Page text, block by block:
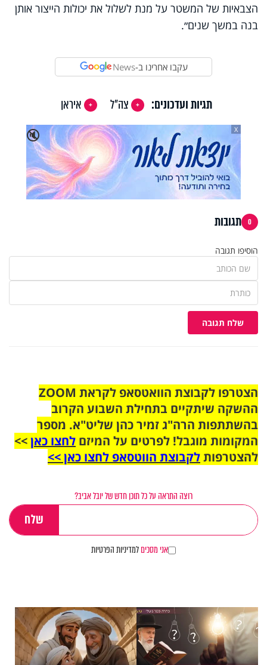
הצבאיות של המשטר על מנת לשלול את יכולות הייצור אותן
בנה במשך שנים״.
עקבו אחרינו ב-News
תגיות ועדכונים: צה"ל
איראן
🔇
X
0 תגובות
הוסיפו תגובה
שלח תגובה
הצטרפו לקבוצת הוואטסאפ לקראת ZOOM
ההשקה שיתקיים בתחילת השבוע הקרוב
בהשתתפות הרה"ג זמיר כהן שליט"א. מספר
המקומות מוגבל! לפרטים על המיזם לחצו כאן>>
להצטרפותלקבוצת הווטסאפ לחצו כאן >>
רוצה התראה על כל תוכן חדש של יובל אביב?
אני מסכיםלמדיניות הפרטיות